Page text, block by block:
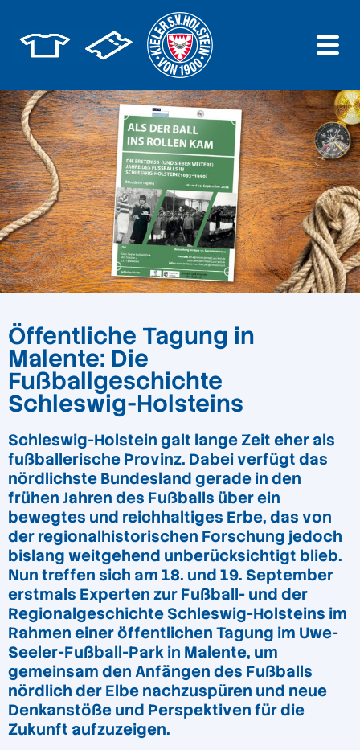
Öffentliche Tagung in
Malente: Die
Fußballgeschichte
Schleswig-Holsteins
Schleswig-Holstein galt lange Zeit eher als
fußballerische Provinz. Dabei verfügt das
nördlichste Bundesland gerade in den
frühen Jahren des Fußballs über ein
bewegtes und reichhaltiges Erbe, das von
der regionalhistorischen Forschung jedoch
bislang weitgehend unberücksichtigt blieb.
Nun treffen sich am 18. und 19. September
erstmals Experten zur Fußball- und der
Regionalgeschichte Schleswig-Holsteins im
Rahmen einer öffentlichen Tagung im Uwe-
Seeler-Fußball-Park in Malente, um
gemeinsam den Anfängen des Fußballs
nördlich der Elbe nachzuspüren und neue
Denkanstöße und Perspektiven für die
Zukunft aufzuzeigen.